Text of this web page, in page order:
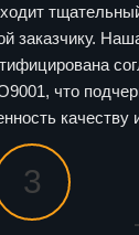
заказчику.
что
качеству
3